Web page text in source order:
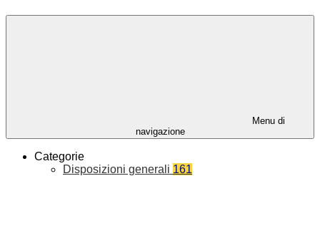
Menu di
navigazione
Categorie
Disposizioni generali 161